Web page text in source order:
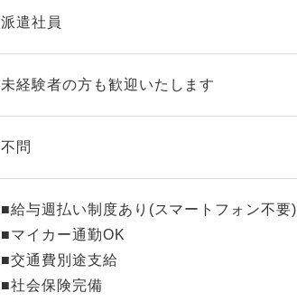
派遣社員
未経験者の方も歓迎いたします
不問
■給与週払い制度あり(スマートフォン不要)
■マイカー通勤OK
■交通費別途支給
■社会保険完備